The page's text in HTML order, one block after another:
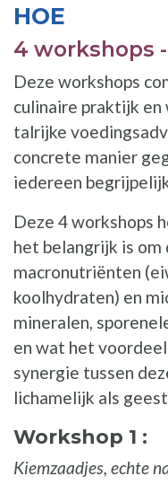
HOE
4 workshops
Deze workshops
culinaire praktijk
talrijke
concrete manier
iedereen
Deze 4 workshops
het belangrijk is
macronutriënten
koolhydraten) en
mineralen,
en wat het
synergie tussen
lichamelijk als
Workshop 1 :
Kiemzaadjes, echte